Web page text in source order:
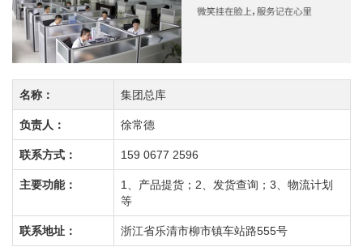
名称： 集团总库
负责人： 徐常德
联系方式： 159 0677 2596
主要功能：
1、产品提货；2、发货查询；3、物流计划
等
联系地址： 浙江省乐清市柳市镇车站路555号